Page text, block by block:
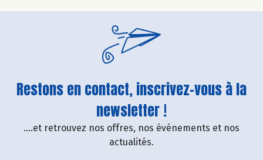
Restons en contact, inscrivez-vous à la
newsletter !
....et retrouvez nos offres, nos événements et nos
actualités.